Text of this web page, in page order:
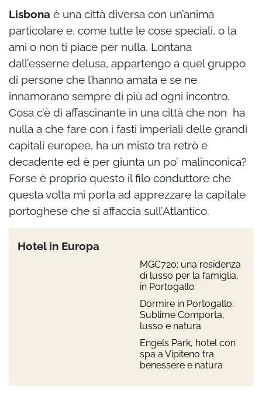
Lisbona è una città diversa con un’anima
particolare e, come tutte le cose speciali, o la
ami o non ti piace per nulla. Lontana
dall’esserne delusa, appartengo a quel gruppo
di persone che l’hanno amata e se ne
innamorano sempre di più ad ogni incontro.
Cosa c’è di affascinante in una città che non ha
nulla a che fare con i fasti imperiali delle grandi
capitali europee, ha un misto tra retrò e
decadente ed è per giunta un po’ malinconica?
Forse è proprio questo il filo conduttore che
questa volta mi porta ad apprezzare la capitale
portoghese che si affaccia sull’Atlantico.
Hotel in Europa
MGC720: una residenza
di lusso per la famiglia,
in Portogallo
Dormire in Portogallo:
Sublime Comporta,
lusso e natura
Engels Park, hotel con
spa a Vipiteno tra
benessere e natura